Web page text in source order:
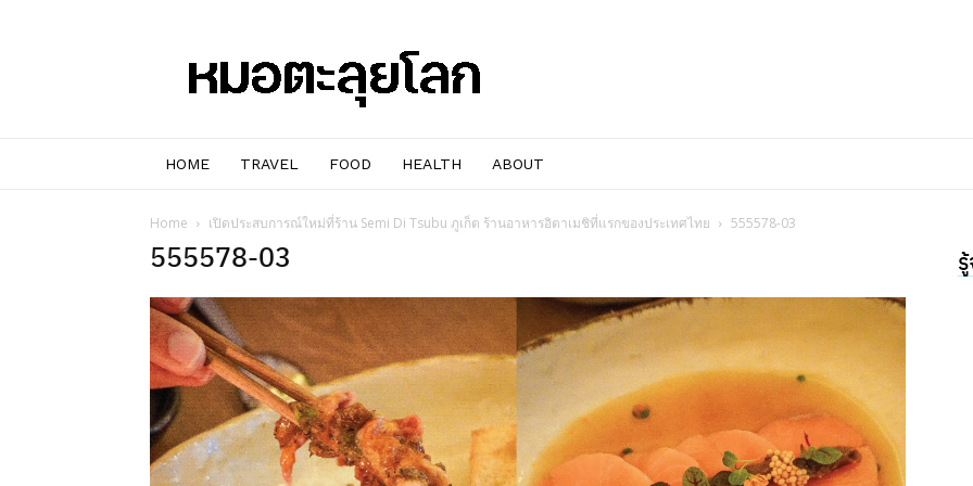
ตะลุย
โลก
HOME TRAVEL FOOD HEALTH ABOUT
Home เปิดประสบการณ์ใหม่ที่ร้าน Semi Di Tsubu ภูเก็ต ร้านอาหารอิตาเมชิที่แรกของประเทศไทย 555578-03
555578-03